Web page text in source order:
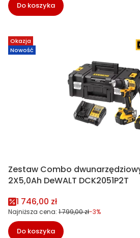
Do koszyka
Okazja
Nowość
Zestaw Combo
2X5,0Ah DeWALT DCK2051P2T
Cena promocyjna
1 746,00 zł
Najniższa cena: 1 799,00 zł-3%
Do koszyka